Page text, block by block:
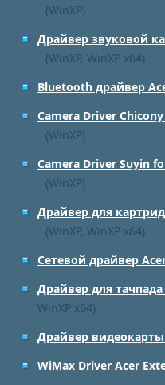
(WinXP)
Драйвер звуковой
(WinXP, WinXP x64)
Bluetooth драйвер
Camera Driver
(WinXP)
Camera Driver Suyin
(WinXP)
Драйвер для
(WinXP, WinXP x64)
Сетевой драйвер
Драйвер для тачпада
WinXP x64)
Драйвер видеокарты
WiMax Driver Acer